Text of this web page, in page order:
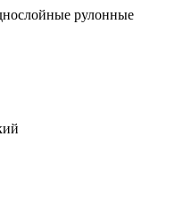
рулонные